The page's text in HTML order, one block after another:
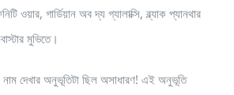
ওয়ার, গার্ডিয়ান অব দ্য গ্যালাক্সি, ব্ল্যাক প্যানথার
মুভিতে।
নাম দেখার অনুভূতিটা ছিল অসাধারণ! এই অনুভূতি